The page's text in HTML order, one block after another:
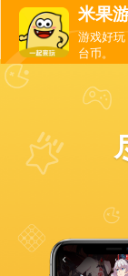
米果
游戏好
台币。